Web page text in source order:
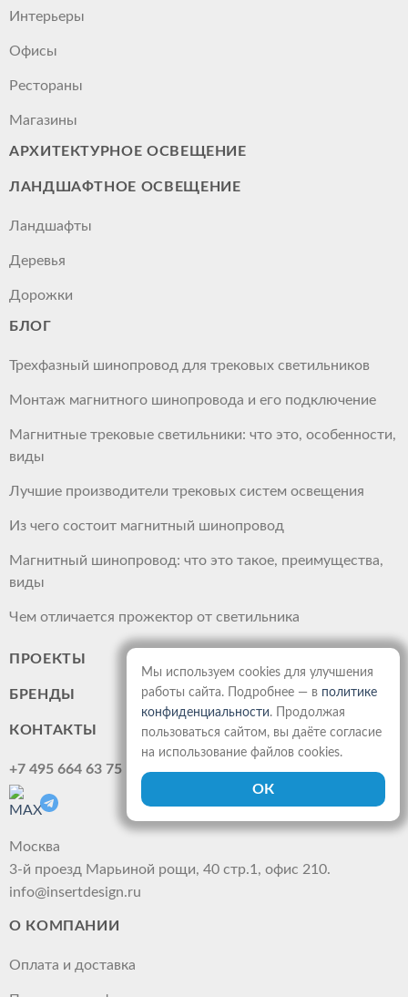
Интерьеры
Офисы
Рестораны
Магазины
АРХИТЕКТУРНОЕ ОСВЕЩЕНИЕ
ЛАНДШАФТНОЕ ОСВЕЩЕНИЕ
Ландшафты
Деревья
Дорожки
БЛОГ
Трехфазный шинопровод для трековых светильников
Монтаж магнитного шинопровода и его подключение
Магнитные трековые светильники: что это, особенности,
виды
Лучшие производители трековых систем освещения
Из чего состоит магнитный шинопровод
Магнитный шинопровод: что это такое, преимущества,
виды
Чем отличается прожектор от светильника
ПРОЕКТЫ
БРЕНДЫ
КОНТАКТЫ
+7 495 664 63 75
Москва
3-й проезд Марьиной рощи, 40 стр.1, офис 210.
info@insertdesign.ru
О КОМПАНИИ
Оплата и доставка
Мы используем cookies для улучшения
работы сайта. Подробнее — в политике
конфиденциальности. Продолжая
пользоваться сайтом, вы даёте согласие
на использование файлов cookies.